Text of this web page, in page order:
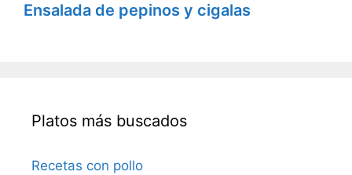
Ensalada de pepinos y cigalas
Platos más buscados
Recetas con pollo